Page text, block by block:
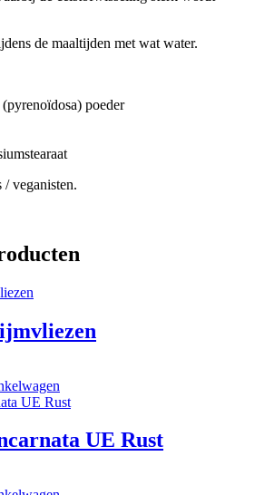
de maaltijden met wat water.
poeder
veganisten.
UE Rust